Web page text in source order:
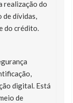
realização do
de dívidas,
do crédito.
digital. Está
de